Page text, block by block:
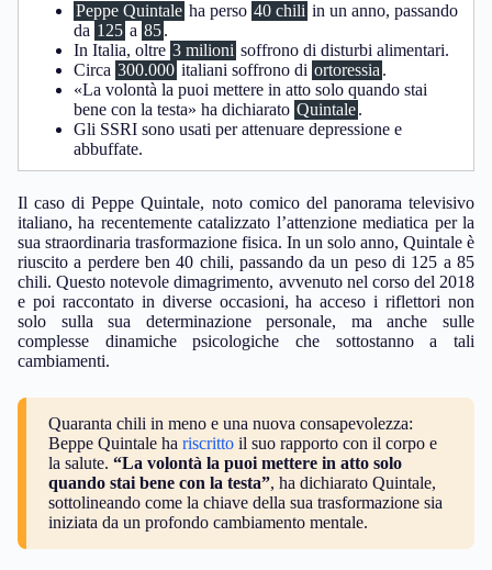
Peppe Quintale ha perso 40 chili in un anno, passando
da 125 a 85.
In Italia, oltre 3 milioni soffrono di disturbi alimentari.
Circa 300.000 italiani soffrono di ortoressia .
«La volontà la puoi mettere in atto solo quando stai
bene con la testa» ha dichiarato Quintale.
Gli SSRI sono usati per attenuare depressione e
abbuffate.
Il caso di Peppe Quintale, noto comico del panorama televisivo
italiano, ha recentemente catalizzato l’attenzione mediatica per la
sua straordinaria trasformazione fisica. In un solo anno, Quintale è
riuscito a perdere ben 40 chili, passando da un peso di 125 a 85
chili. Questo notevole dimagrimento, avvenuto nel corso del 2018
e poi raccontato in diverse occasioni, ha acceso i riflettori non
solo sulla sua determinazione personale, ma anche sulle
complesse dinamiche psicologiche che sottostanno a tali
cambiamenti.
Quaranta chili in meno e una nuova consapevolezza:
Beppe Quintale ha riscritto il suo rapporto con il corpo e
la salute. “La volontà la puoi mettere in atto solo
quando stai bene con la testa”, ha dichiarato Quintale,
sottolineando come la chiave della sua trasformazione sia
iniziata da un profondo cambiamento mentale.